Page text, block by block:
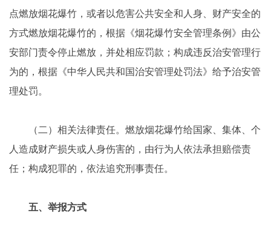
点燃放烟花爆竹，或者以危害公共安全和人身、财产安全的
方式燃放烟花爆竹的，根据《烟花爆竹安全管理条例》由公
安部门责令停止燃放，并处相应罚款；构成违反治安管理行
为的，根据《中华人民共和国治安管理处罚法》给予治安管
理处罚。
（二）相关法律责任。燃放烟花爆竹给国家、集体、个
人造成财产损失或人身伤害的，由行为人依法承担赔偿责
任；构成犯罪的，依法追究刑事责任。
五、举报方式